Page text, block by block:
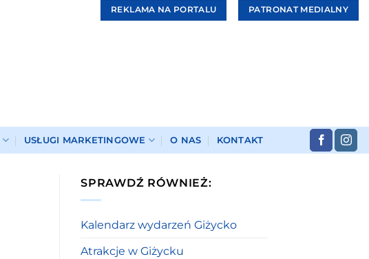
REKLAMA NA PORTALU PATRONAT MEDIALNY
USŁUGI MARKETINGOWE O NAS KONTAKT
SPRAWDŹ RÓWNIEŻ:
Kalendarz wydarzeń Giżycko
Atrakcje w Giżycku